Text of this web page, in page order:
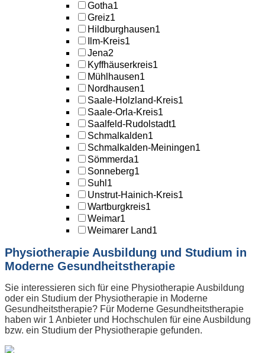
Gotha1
Greiz1
Hildburghausen1
Ilm-Kreis1
Jena2
Kyffhäuserkreis1
Mühlhausen1
Nordhausen1
Saale-Holzland-Kreis1
Saale-Orla-Kreis1
Saalfeld-Rudolstadt1
Schmalkalden1
Schmalkalden-Meiningen1
Sömmerda1
Sonneberg1
Suhl 1
Unstrut-Hainich-Kreis1
Wartburgkreis1
Weimar1
Weimarer Land1
Physiotherapie Ausbildung und Studium in
Moderne Gesundheitstherapie
Sie interessieren sich für eine Physiotherapie Ausbildung
oder ein Studium der Physiotherapie in Moderne
Gesundheitstherapie? Für Moderne Gesundheitstherapie
haben wir 1 Anbieter und Hochschulen für eine Ausbildung
bzw. ein Studium der Physiotherapie gefunden.